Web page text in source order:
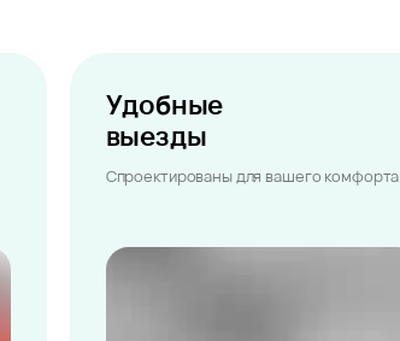
Удобные
выезды
Спроектированы для вашего комфорта